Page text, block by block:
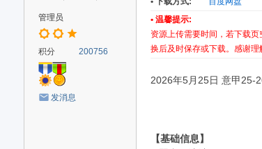
管理员
积分 200756
发消息
• 温馨提示:
资源上传需要时间，若下载
换后及时保存或下载。感谢理
2026年5月25日 意甲25-
【基础信息】